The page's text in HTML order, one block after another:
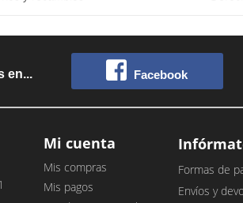
en... Facebook
Mi cuenta
Mis compras
Mis pagos
Formas de
Envíos y